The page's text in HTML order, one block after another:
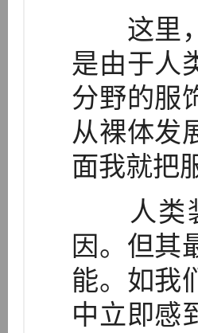
这里，
是由于人
分野的服
从裸体发
面我就把
人类装
因。但其
能。如我
中立即感